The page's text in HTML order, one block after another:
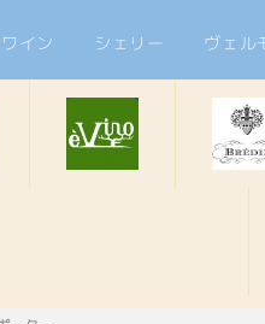
イン シェリー ヴェル